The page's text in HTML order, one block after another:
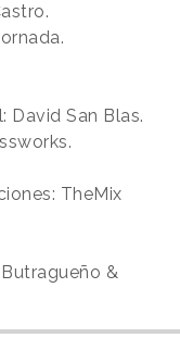
David San Blas.
TheMix
&